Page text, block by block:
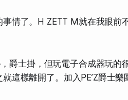
情了。H ZETT M就在我眼前
爵士掛，但玩電子合成器玩的
這樣離開了。加入PE’Z爵士樂